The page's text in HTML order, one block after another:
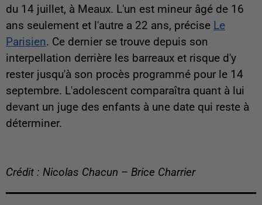
du 14 juillet, à Meaux. L'un est mineur âgé de 16
ans seulement et l'autre a 22 ans, précise Le
Parisien. Ce dernier se trouve depuis son
interpellation derrière les barreaux et risque d'y
rester jusqu'à son procès programmé pour le 14
septembre. L'adolescent comparaîtra quant à lui
devant un juge des enfants à une date qui reste à
déterminer.
Crédit : Nicolas Chacun – Brice Charrier